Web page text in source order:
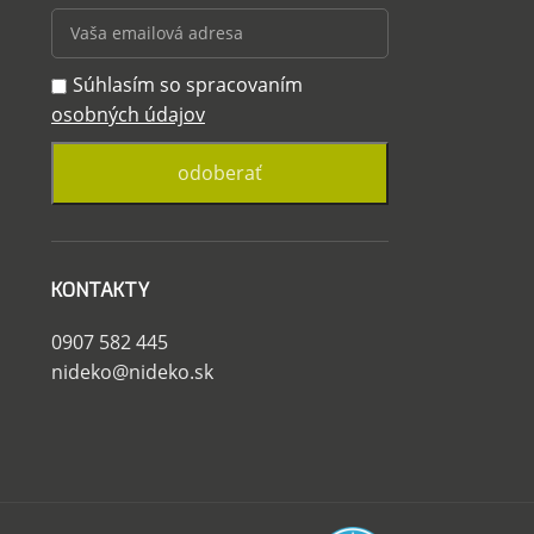
Súhlasím so spracovaním
osobných údajov
KONTAKTY
0907 582 445
nideko@nideko.sk